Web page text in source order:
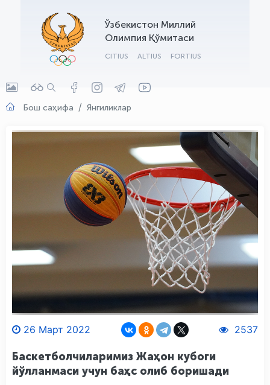
Ўзбекистон Миллий
Олимпия Қўмитаси
CITIUS ALTIUS FORTIUS
Бош саҳифа Янгиликлар
26 Март 2022 2537
Баскетболчиларимиз Жаҳон кубоги
йўлланмаси учун баҳс олиб боришади
OLYMPCHIK AI - yordamchi
Онлайн · olympic.uz